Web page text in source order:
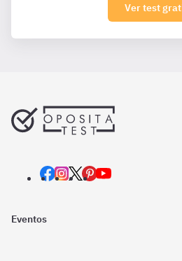
Ver test
Eventos